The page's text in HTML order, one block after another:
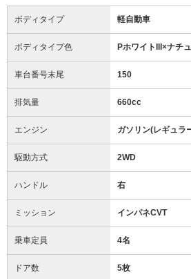
ボディタイプ 軽自動車
ボディタイプ色 PホワイトIII×ナチ
車台番号末尾 150
排気量 660cc
エンジン ガソリン(レギュラ
駆動方式 2WD
ハンドル 右
ミッション インパネCVT
乗車定員 4名
ドア数 5枚